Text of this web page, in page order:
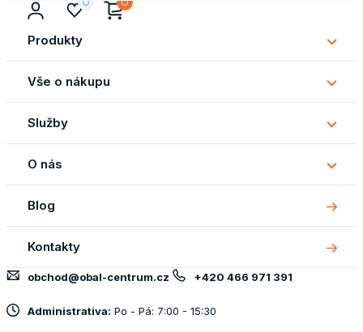
Produkty
Vše o nákupu
Vše
o
Služby
O nás
O
nás
Blog
Kontakty
obchod@obal-centrum.cz +420 466 971 391
Administrativa: Po - Pá: 7:00 - 15:30